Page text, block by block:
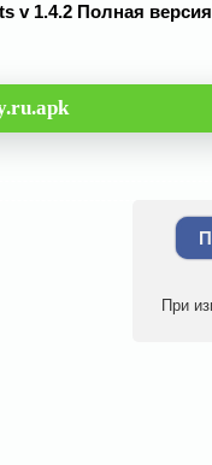
v 1.4.2 Полная
При